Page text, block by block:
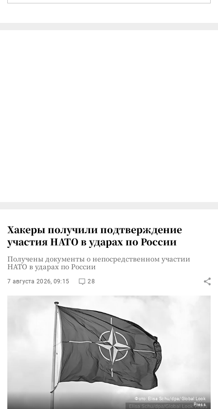
Хакеры получили подтверждение
участия НАТО в ударах по России
Получены документы о непосредственном участии
НАТО в ударах по России
7 августа 2026, 09:15 28
Фото: Elisa Schu/dpa/Global Look
Press